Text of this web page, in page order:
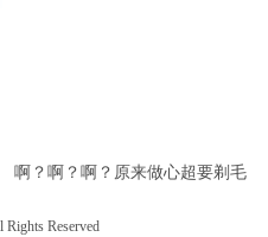
啊？啊？啊？原来做心超要剃毛
Reserved